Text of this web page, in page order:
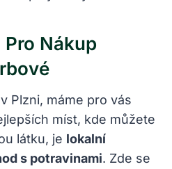
Nákup
Plzni, máme pro vás
míst, kde můžete
látku, je lokalní
s potravinami. Zde se